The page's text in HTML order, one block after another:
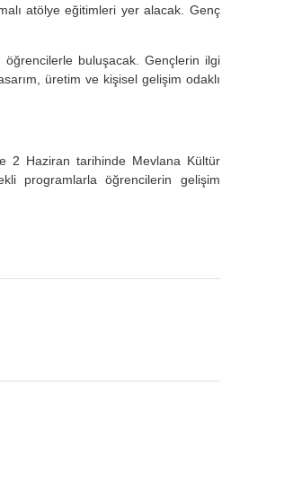
atölye eğitimleri yer alacak. Genç
buluşacak. Gençlerin ilgi
üretim ve kişisel gelişim odaklı
2 Haziran tarihinde Mevlana Kültür
programlarla öğrencilerin gelişim